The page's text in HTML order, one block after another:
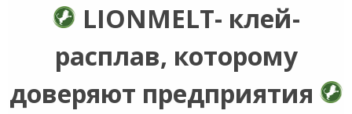
LIONMELT- клей-
расплав, которому
доверяют предприятия